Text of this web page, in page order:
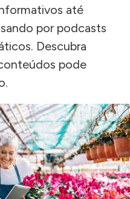
até
por podcasts
Descubra
pode